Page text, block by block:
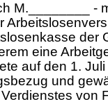
M.________ -
der
eine
auf den 1.
und
von